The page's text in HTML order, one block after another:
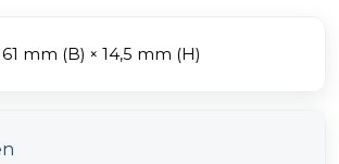
mm (B) × 14,5 mm (H)